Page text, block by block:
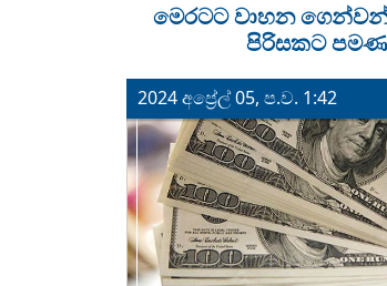
මෙරටට වාහන
පිරිසකට
2024 අප්‍රේල් 05, ප.ව. 1:42